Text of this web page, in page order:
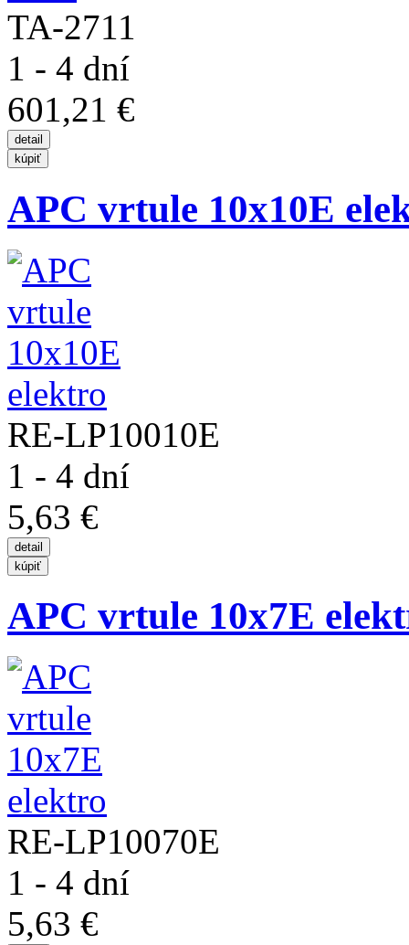
TA-2711
1 - 4 dní
601,21 €
APC vrtule 10x10E
RE-LP10010E
1 - 4 dní
5,63 €
APC vrtule 10x7E
RE-LP10070E
1 - 4 dní
5,63 €